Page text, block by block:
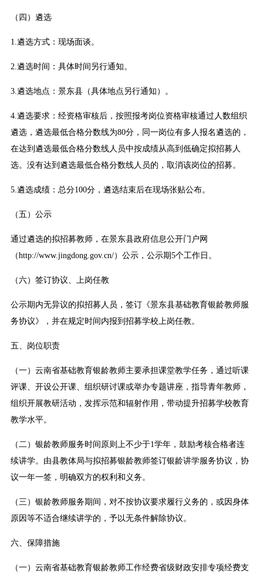
（四）遴选
1.遴选方式：现场面谈。
2.遴选时间：具体时间另行通知。
3.遴选地点：景东县（具体地点另行通知）。
4.遴选要求：经资格审核后，按照报考岗位资格审核通过人数组织
遴选，遴选最低合格分数线为80分，同一岗位有多人报名遴选的，
在达到遴选最低合格分数线人员中按成绩从高到低确定拟招募人
选。没有达到遴选最低合格分数线人员的，取消该岗位的招募。
5.遴选成绩：总分100分，遴选结束后在现场张贴公布。
（五）公示
通过遴选的拟招募教师，在景东县政府信息公开门户网
（http://www.jingdong.gov.cn/）公示，公示期5个工作日。
（六）签订协议、上岗任教
公示期内无异议的拟招募人员，签订《景东县基础教育银龄教师服
务协议》，并在规定时间内报到招募学校上岗任教。
五、岗位职责
（一）云南省基础教育银龄教师主要承担课堂教学任务，通过听课
评课、开设公开课、组织研讨课或举办专题讲座，指导青年教师，
组织开展教研活动，发挥示范和辐射作用，带动提升招募学校教育
教学水平。
（二）银龄教师服务时间原则上不少于1学年，鼓励考核合格者连
续讲学。由县教体局与拟招募银龄教师签订银龄讲学服务协议，协
议一年一签，明确双方的权利和义务。
（三）银龄教师服务期间，对不按协议要求履行义务的，或因身体
原因等不适合继续讲学的，予以无条件解除协议。
六、保障措施
（一）云南省基础教育银龄教师工作经费省级财政安排专项经费支